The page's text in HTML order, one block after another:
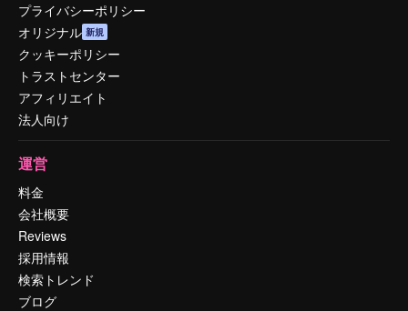
プライバシーポリシー
オリジナル 新規
クッキーポリシー
トラストセンター
アフィリエイト
法人向け
運営
料金
会社概要
Reviews
採用情報
検索トレンド
ブログ